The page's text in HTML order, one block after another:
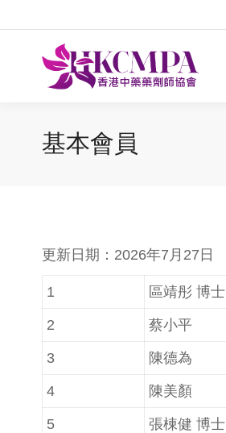
基本會員
更新日期：2026年7月27日
1 區靖彤 博士
2 蔡小平
3 陳德為
4 陳美顏
5 張棟健 博士